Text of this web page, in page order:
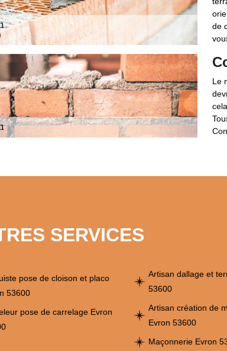
de
Le
SERVICES
pose de cloison et placo
53600
pose de carrelage Evron
Artisan dallage et
53600
Artisan création de
Evron 53600
Maçonnerie Evron